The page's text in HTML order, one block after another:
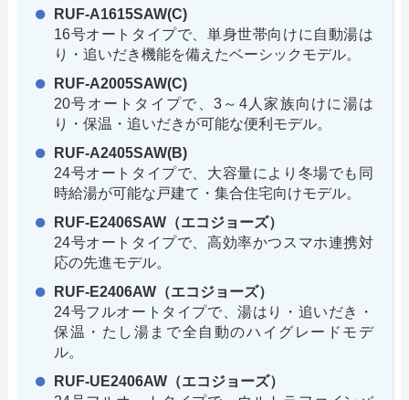
RUF-A1615SAW(C)
16号オートタイプで、単身世帯向けに自動湯は
り・追いだき機能を備えたベーシックモデル。
RUF-A2005SAW(C)
20号オートタイプで、3～4人家族向けに湯は
り・保温・追いだきが可能な便利モデル。
RUF-A2405SAW(B)
24号オートタイプで、大容量により冬場でも同
時給湯が可能な戸建て・集合住宅向けモデル。
RUF-E2406SAW（エコジョーズ）
24号オートタイプで、高効率かつスマホ連携対
応の先進モデル。
RUF-E2406AW（エコジョーズ）
24号フルオートタイプで、湯はり・追いだき・
保温・たし湯まで全自動のハイグレードモデ
ル。
RUF-UE2406AW（エコジョーズ）